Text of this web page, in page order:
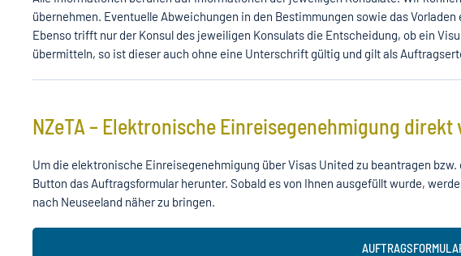
übernehmen. Eventuelle Abweichungen in den Bestimmungen sowie das
Ebenso trifft nur der Konsul des jeweiligen Konsulats die Entscheidung, ob ein
übermitteln, so ist dieser auch ohne eine Unterschrift gültig und gilt als
NZeTA – Elektronische Einreisegenehmigung
Um die elektronische Einreisegenehmigung über Visas United zu beantragen
Button das Auftragsformular herunter. Sobald es von Ihnen ausgefüllt wurde,
nach Neuseeland näher zu bringen.